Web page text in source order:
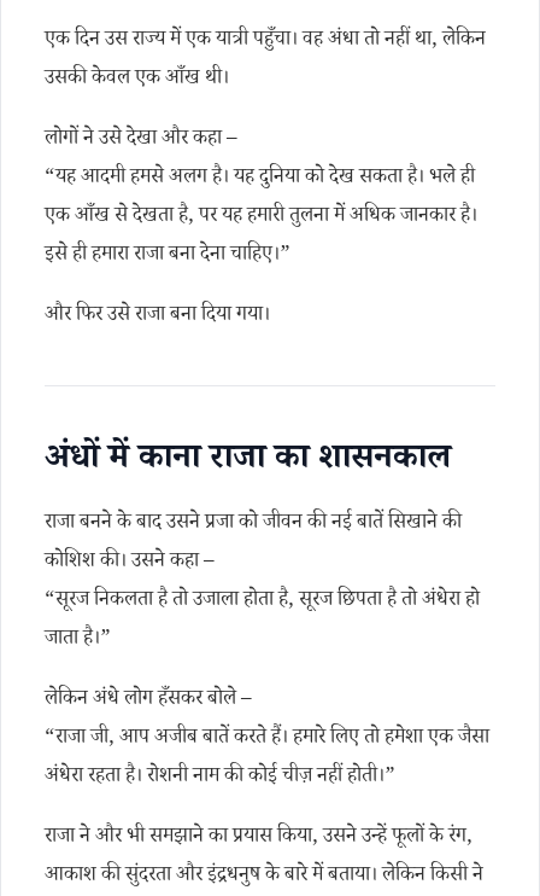
एक दिन उस राज्य में एक यात्री पहुँचा। वह अंधा तो नहीं था, लेकिन
उसकी केवल एक आँख थी।
लोगों ने उसे देखा और कहा –
“यह आदमी हमसे अलग है। यह दुनिया को देख सकता है। भले ही
एक आँख से देखता है, पर यह हमारी तुलना में अधिक जानकार है।
इसे ही हमारा राजा बना देना चाहिए।”
और फिर उसे राजा बना दिया गया।
अंधों में काना राजा का शासनकाल
राजा बनने के बाद उसने प्रजा को जीवन की नई बातें सिखाने की
कोशिश की। उसने कहा –
“सूरज निकलता है तो उजाला होता है, सूरज छिपता है तो अंधेरा हो
जाता है।”
लेकिन अंधे लोग हँसकर बोले –
“राजा जी, आप अजीब बातें करते हैं। हमारे लिए तो हमेशा एक जैसा
अंधेरा रहता है। रोशनी नाम की कोई चीज़ नहीं होती।”
राजा ने और भी समझाने का प्रयास किया, उसने उन्हें फूलों के रंग,
आकाश की सुंदरता और इंद्रधनुष के बारे में बताया। लेकिन किसी ने